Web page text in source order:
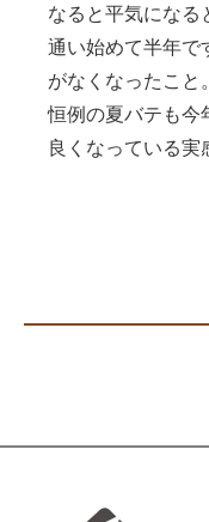
なると平気になる
通い始めて半年で
がなくなったこと。
恒例の夏バテも今
良くなっている実